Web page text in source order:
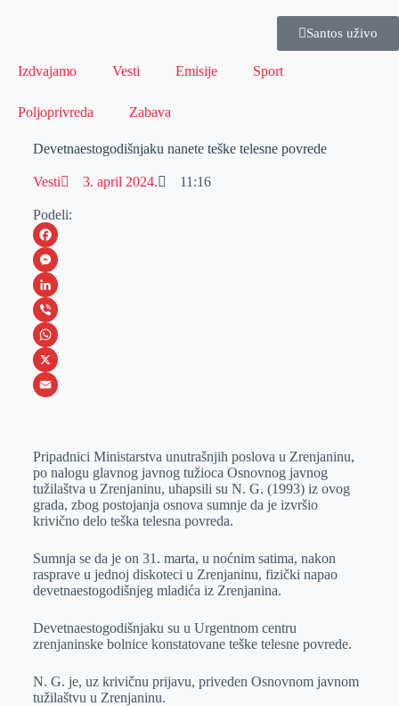
Santos uživo
Izdvajamo Vesti Emisije Sport
Poljoprivreda Zabava
Devetnaestogodišnjaku nanete teške telesne povrede
Vesti 3. april 2024. 11:16
Podeli:
F
a
c
e
b
o
M
e
s
s
e
e
r
L
i
n
k
I
n
V
i
b
W
h
s
A
p
X
a
i
l
Pripadnici Ministarstva unutrašnjih poslova u Zrenjaninu,
po nalogu glavnog javnog tužioca Osnovnog javnog
tužilaštva u Zrenjaninu, uhapsili su N. G. (1993) iz ovog
grada, zbog postojanja osnova sumnje da je izvršio
krivično delo teška telesna povreda.
Sumnja se da je on 31. marta, u noćnim satima, nakon
rasprave u jednoj diskoteci u Zrenjaninu, fizički napao
devetnaestogodišnjeg mladića iz Zrenjanina.
Devetnaestogodišnjaku su u Urgentnom centru
zrenjaninske bolnice konstatovane teške telesne povrede.
N. G. je, uz krivičnu prijavu, priveden Osnovnom javnom
tužilaštvu u Zrenjaninu.